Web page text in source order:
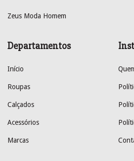
Zeus Moda Homem
Departamentos
Início
Roupas
Calçados
Acessórios
Marcas